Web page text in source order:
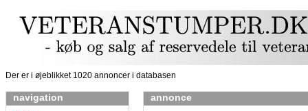
Der er i øjeblikket 1020 annoncer i databasen
navigation
annonce